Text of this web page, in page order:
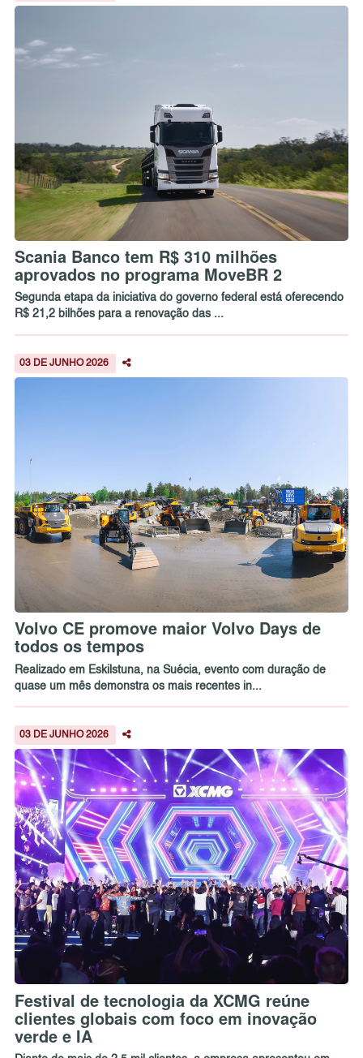
Scania Banco tem R$ 310 milhões
aprovados no programa MoveBR 2
Segunda etapa da iniciativa do governo federal está oferecendo
R$ 21,2 bilhões para a renovação das ...
03 DE JUNHO 2026
Volvo CE promove maior Volvo Days de
todos os tempos
Realizado em Eskilstuna, na Suécia, evento com duração de
quase um mês demonstra os mais recentes in...
03 DE JUNHO 2026
Festival de tecnologia da XCMG reúne
clientes globais com foco em inovação
verde e IA